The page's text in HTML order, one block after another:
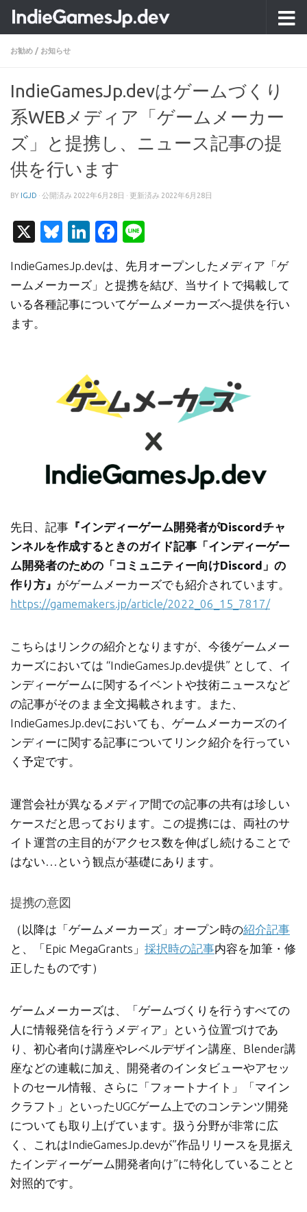
コンテンツへスキップ
お勧め / お知らせ
IndieGamesJp.devはゲームづくり
系WEBメディア「ゲームメーカー
ズ」と提携し、ニュース記事の提
供を行います
BY IGJD · 公開済み 2022年6月28日 · 更新済み 2022年6月28日
X Bluesky
LinkedIn
Facebook
IndieGamesJp.devは、先月オープンしたメディア「ゲ
ームメーカーズ」と提携を結び、当サイトで掲載して
いる各種記事についてゲームメーカーズへ提供を行い
ます。
先日、記事 『インディーゲーム開発者がDiscordチャ
ンネルを作成するときのガイド記事「インディーゲー
ム開発者のための「コミュニティー向けDiscord」の
作り方』 がゲームメーカーズでも紹介されています。
https://gamemakers.jp/article/2022_06_15_7817/
こちらはリンクの紹介となりますが、今後ゲームメー
カーズにおいては “IndieGamesJp.dev提供” として、イ
ンディーゲームに関するイベントや技術ニュースなど
の記事がそのまま全文掲載されます。また、
IndieGamesJp.devにおいても、ゲームメーカーズのイ
ンディーに関する記事についてリンク紹介を行ってい
く予定です。
運営会社が異なるメディア間での記事の共有は珍しい
ケースだと思っております。この提携には、両社のサ
イト運営の主目的がアクセス数を伸ばし続けることで
はない…という観点が基礎にあります。
提携の意図
（以降は「ゲームメーカーズ」オープン時の紹介記事
と、「Epic MegaGrants」 採択時の記事内容を加筆・修
正したものです）
ゲームメーカーズは、「ゲームづくりを行うすべての
人に情報発信を行うメディア」という位置づけであ
り、初心者向け講座やレベルデザイン講座、Blender講
座などの連載に加え、開発者のインタビューやアセッ
トのセール情報、さらに「フォートナイト」「マイン
クラフト」といったUGCゲーム上でのコンテンツ開発
についても取り上げています。扱う分野が非常に広
く、これはIndieGamesJp.devが”作品リリースを見据え
たインディーゲーム開発者向け”に特化していることと
対照的です。